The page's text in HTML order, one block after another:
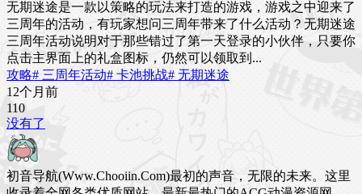
无期迷途是一款以策略的玩法来打造的游戏，游戏之中迎来了
三周年的活动，有玩家想问三周年带来了什么活动？无期迷途
三周年活动说明对于那些错过了第一天登录的小伙伴，只要你
点击主界面上的礼盒图标，仍然可以领取到...
攻略# 三周年活动# 卡池挑战# 无期迷途
12个月前
110
没有了
初音导航(Www.Chooiin.Com)最初的声音，无限的未来。这里